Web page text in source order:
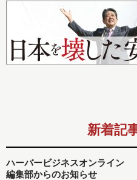
新着記
ハーバービジネスオンライン
編集部からのお知らせ